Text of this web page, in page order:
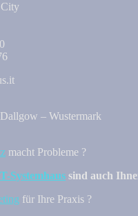
City
– Wustermark
macht Probleme ?
Systemhaus sind auch
für Ihre Praxis ?